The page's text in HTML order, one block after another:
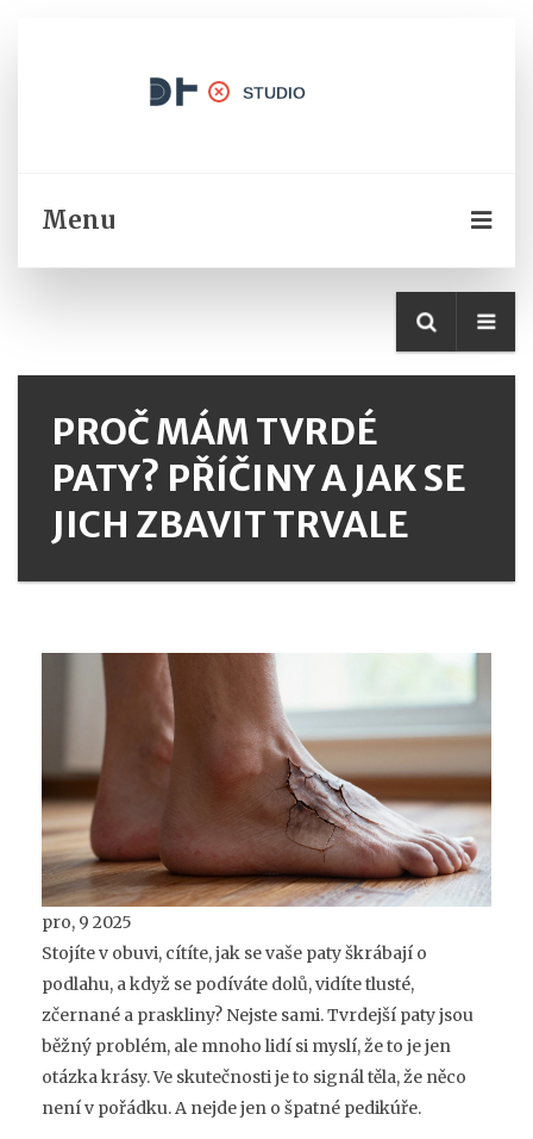
Menu
PROČ MÁM TVRDÉ
PATY? PŘÍČINY A JAK SE
JICH ZBAVIT TRVALE
pro, 9 2025
Stojíte v obuvi, cítíte, jak se vaše paty škrábají o
podlahu, a když se podíváte dolů, vidíte tlusté,
zčernané a praskliny? Nejste sami. Tvrdejší paty jsou
běžný problém, ale mnoho lidí si myslí, že to je jen
otázka krásy. Ve skutečnosti je to signál těla, že něco
není v pořádku. A nejde jen o špatné pedikúře.